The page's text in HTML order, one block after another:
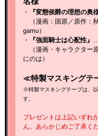
・ 『変態侯爵の理想の奥
（漫画：国原／原作：
gamu）
・
『強面騎士は心配性』
（漫画・キャラクター
にのは ）
≪特製マスキング
※特製マスキングテープは、
す。
プレゼントは上記いずれ
ん。あらかじめご了承く